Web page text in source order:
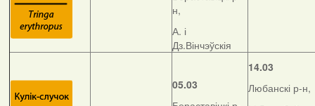
н,
А. і
Дз.Вінчэўскія
05.03
14.03
Любанскі р-н,